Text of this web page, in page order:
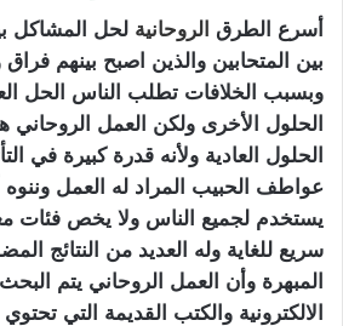
أسرع الطرق الروحانية لحل المشاكل
بين المتحابين والذين اصبح بينهم
وبسبب الخلافات تطلب الناس الحل
الحلول الأخرى ولكن العمل
الحلول العادية ولأنه قدرة كبيرة في
عواطف الحبيب المراد له العمل وننوه
يستخدم لجميع الناس ولا يخص فئات
سريع للغاية وله العديد من النتائج
المبهرة وأن العمل الروحاني يتم
الالكترونية والكتب القديمة التي تحتوي